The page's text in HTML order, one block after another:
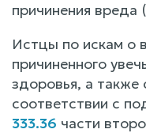
причинения вреда (
Истцы по искам о
причиненного
здоровья, а также
соответствии с
333.36 части